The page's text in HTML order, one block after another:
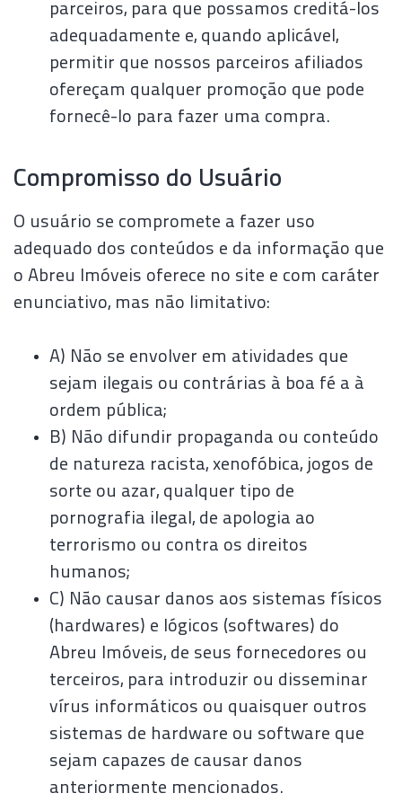
parceiros, para que possamos creditá-los
adequadamente e, quando aplicável,
permitir que nossos parceiros afiliados
ofereçam qualquer promoção que pode
fornecê-lo para fazer uma compra.
Compromisso do Usuário
O usuário se compromete a fazer uso
adequado dos conteúdos e da informação que
o Abreu Imóveis oferece no site e com caráter
enunciativo, mas não limitativo:
A) Não se envolver em atividades que
sejam ilegais ou contrárias à boa fé a à
ordem pública;
B) Não difundir propaganda ou conteúdo
de natureza racista, xenofóbica, jogos de
sorte ou azar, qualquer tipo de
pornografia ilegal, de apologia ao
terrorismo ou contra os direitos
humanos;
C) Não causar danos aos sistemas físicos
(hardwares) e lógicos (softwares) do
Abreu Imóveis, de seus fornecedores ou
terceiros, para introduzir ou disseminar
vírus informáticos ou quaisquer outros
sistemas de hardware ou software que
sejam capazes de causar danos
anteriormente mencionados.